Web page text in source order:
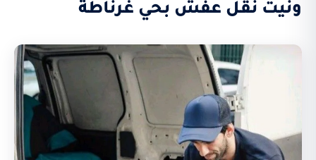
ونيت نقل عفش بحي غرناطة